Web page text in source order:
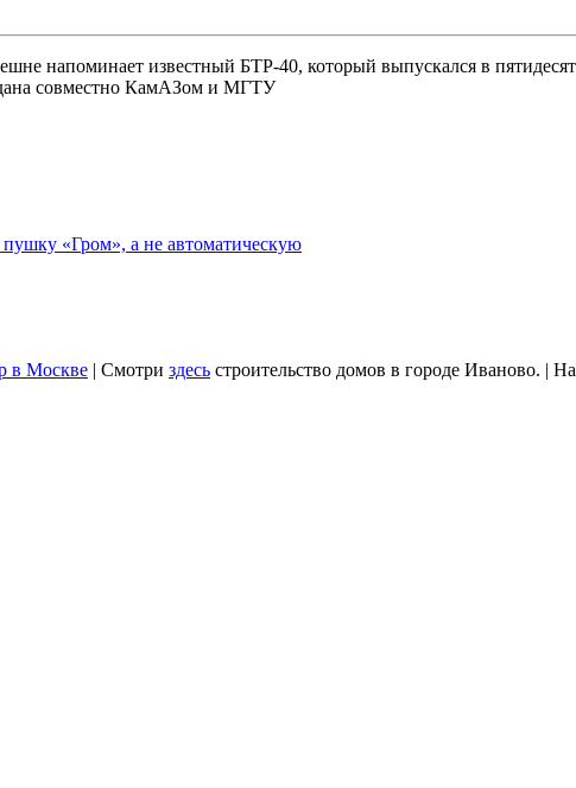
совместно КамАЗом и МГТУ
«Гром», а не автоматическую
в Москве | Смотри здесь строительство домов в городе Иваново. | На